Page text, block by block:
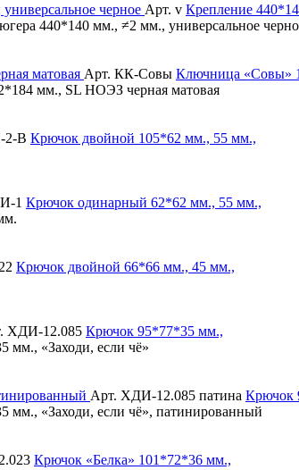
Арт. v Крепление
440*140 мм., ≠2 мм., универсальное
Арт. КК-Совы Ключница «Совы»
мм., SL НОЭЗ черная матовая
2-В Крючок двойной 105*62 мм., 55 мм.,
1 Крючок одинарный 62*62 мм., 55 мм.,
Крючок двойной 66*66 мм., 45 мм.,
ХДИ-12.085 Крючок 95*77*35 мм.,
мм., «Заходи, если чё»
Арт. ХДИ-12.085 патина Крючок
мм., «Заходи, если чё», патинированный
Крючок «Белка» 101*72*36 мм.,